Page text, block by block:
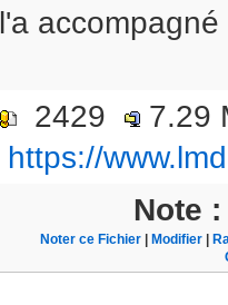
l'a
2429
https://
Note
Noter ce Fichier Modifier